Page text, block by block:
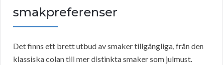
smakpreferenser
Det finns ett brett utbud av smaker tillgängliga, från den
klassiska colan till mer distinkta smaker som julmust.